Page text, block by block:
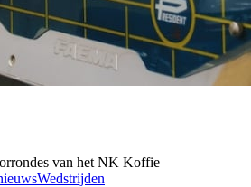
van het NK Koffie
Wedstrijden